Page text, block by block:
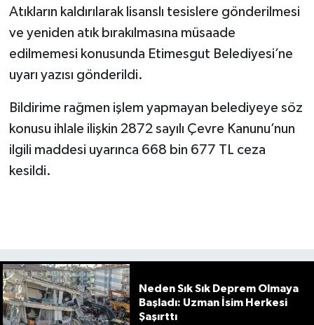
Atıkların kaldırılarak lisanslı tesislere gönderilmesi
ve yeniden atık bırakılmasına müsaade
edilmemesi konusunda Etimesgut Belediyesi’ne
uyarı yazısı gönderildi.
Bildirime rağmen işlem yapmayan belediyeye söz
konusu ihlale ilişkin 2872 sayılı Çevre Kanunu’nun
ilgili maddesi uyarınca 668 bin 677 TL ceza
kesildi.
Neden Sık Sık Deprem Olmaya
Başladı: Uzman İsim Herkesi
Şaşırttı